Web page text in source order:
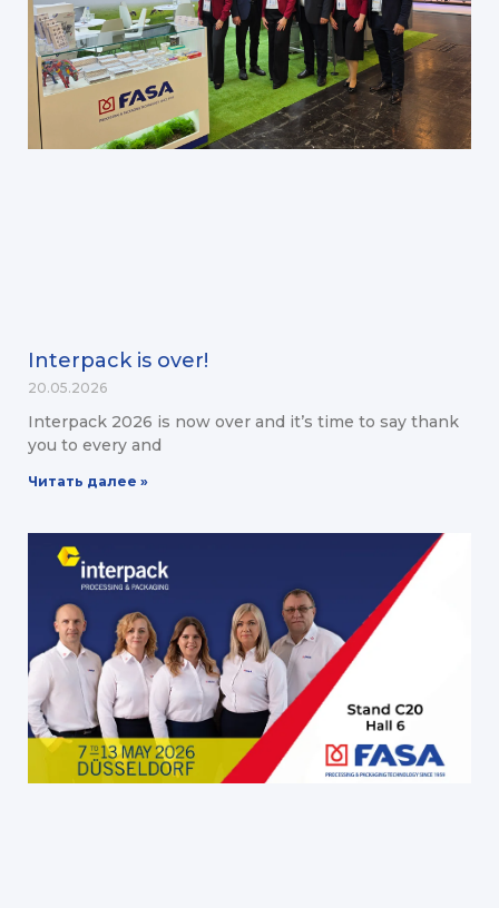
Interpack is over!
20.05.2026
Interpack 2026 is now over and it’s time to say thank
you to every and
Читать далее »